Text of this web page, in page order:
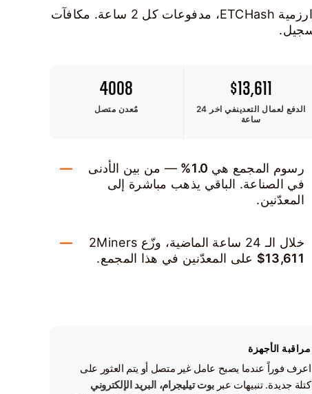
مجمع تعدين Ethereum Classic — رسوم 1.0%، خوارزمية ETCHash، مدفوعات كل 2 ساعة. مكافآت
$13,611
الدفع لعمال التعدين
في اخر 24
ساعة
4008
مٌعدن متصل
رسوم المجمع هي 1.0%
— من بين الأدنى
في الصناعة. الباقي يذهب مباشرة إلى
المعدّنين.
خلال الـ 24 ساعة الماضية، وزّع 2Miners
$13,611 على المعدّنين في هذا المجمع.
مراقبة الأجهزة
اعرف فوراً عندما يصبح عامل غير متصل أو يتم العثور على
كتلة جديدة. تنبيهات عبربوت تيليجرام، البريد الإلكتروني